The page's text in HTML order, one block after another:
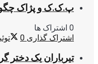
پ.ک.ک و پژاک
0 اشتراک ها
اشتراک گذاری 0
تیرباران یک